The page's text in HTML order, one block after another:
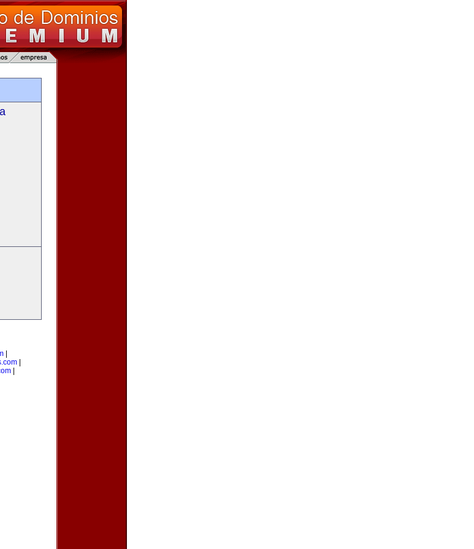
|